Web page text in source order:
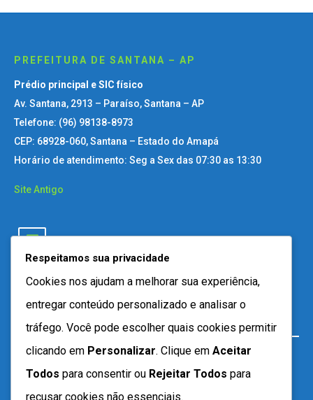
PREFEITURA DE SANTANA – AP
Prédio principal e SIC físico
Av. Santana, 2913 – Paraíso, Santana – AP
Telefone: (96) 98138-8973
CEP: 68928-060, Santana – Estado do Amapá
Horário de atendimento: Seg a Sex das 07:30 as 13:30
Site Antigo
Respeitamos sua privacidade
Cookies nos ajudam a melhorar sua experiência,
entregar conteúdo personalizado e analisar o
tráfego. Você pode escolher quais cookies permitir
clicando em Personalizar. Clique em Aceitar
Todos para consentir ou Rejeitar Todos para
recusar cookies não essenciais.